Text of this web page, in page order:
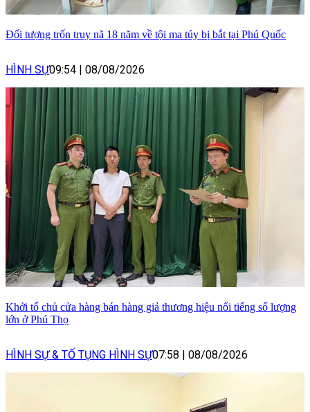
Đối tượng trốn truy nã 18 năm về tội ma túy bị bắt tại Phú Quốc
HÌNH SỰ09:54 | 08/08/2026
Khởi tố chủ cửa hàng bán hàng giả thương hiệu nổi tiếng số lượng
lớn ở Phú Thọ
HÌNH SỰ & TỐ TỤNG HÌNH SỰ07:58 | 08/08/2026